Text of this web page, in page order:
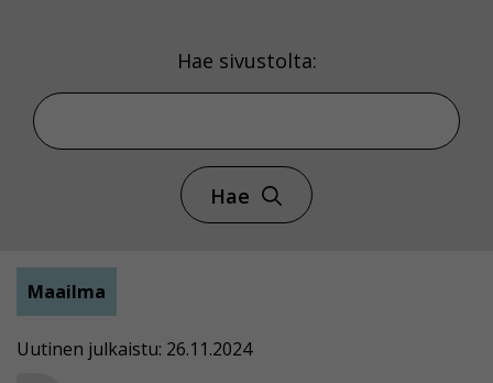
Hae sivustolta:
Hae
Maailma
Uutinen julkaistu: 26.11.2024